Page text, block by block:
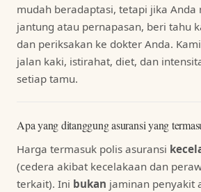
mudah beradaptasi, tetapi jika
jantung atau pernapasan, beri tahu
dan periksakan ke dokter Anda.
jalan kaki, istirahat, diet, dan
setiap tamu.
Apa yang ditanggung asuransi yang
Harga termasuk polis asuransi
(cedera akibat kecelakaan dan
terkait). Ini bukan jaminan penyakit